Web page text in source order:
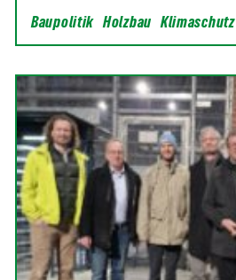
Baupolitik Holzbau Klimaschutz